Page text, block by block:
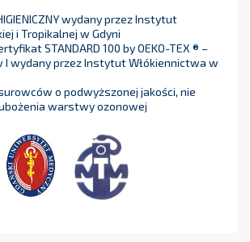
wydany przez Instytut
i Tropikalnej w Gdyni
STANDARD 100 by OEKO-TEX ® –
wydany przez Instytut Włókiennictwa w
o podwyższonej jakości, nie
warstwy ozonowej